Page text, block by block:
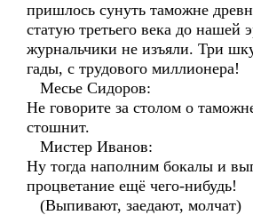
пришлось сунуть таможне
статую третьего века до нашей
журнальчики не изъяли. Три
гады, с трудового миллионера!
Месье Сидоров:
Не говорите за столом о
стошнит.
Мистер Иванов:
Ну тогда наполним бокалы и
процветание ещё чего-нибудь!
(Выпивают, заедают, молчат)